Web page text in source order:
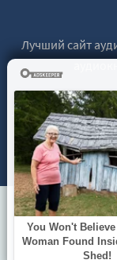
Лучший сайт
© 2021 - 2026